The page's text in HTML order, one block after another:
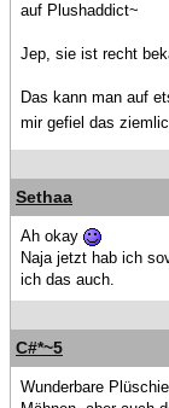
auf Plushaddict~
Jep, sie ist recht
Das kann man auf
mir gefiel das
Sethaa
Ah okay
Naja jetzt hab ich
ich das auch.
C#*~5
Wunderbare